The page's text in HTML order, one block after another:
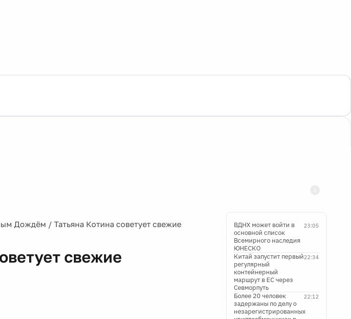
Дождём / Татьяна Котина советует свежие
свежие
23:05
ВДНХ может войти в
основной список
Всемирного наследия
ЮНЕСКО
22:34
Китай запустит первый
регулярный
контейнерный
маршрут в ЕС через
Севморпуть
22:12
Более 20 человек
задержаны по делу о
незарегистрированных